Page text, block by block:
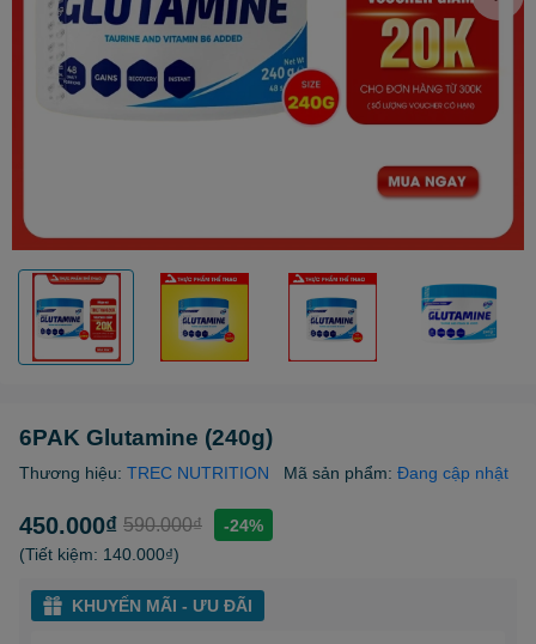
6PAK Glutamine (240g)
Thương hiệu: TREC NUTRITION Mã sản phẩm: Đang cập nhật
450.000₫ 590.000₫
-24%
(Tiết kiệm: 140.000₫)
KHUYẾN MÃI - ƯU ĐÃI